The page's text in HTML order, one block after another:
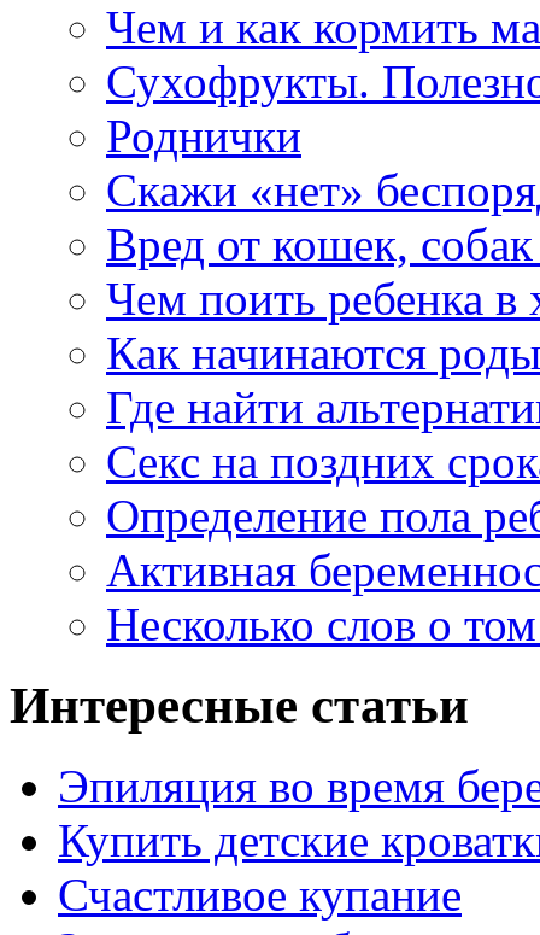
Чем и как кормить
Сухофрукты.
Роднички
Скажи «нет»
Вред от кошек,
Чем поить ребенка в
Как начинаются роды
Где найти
Секс на поздних
Определение пола
Активная
Несколько слов о
Интересные статьи
Эпиляция во время
Купить детские
Счастливое купание